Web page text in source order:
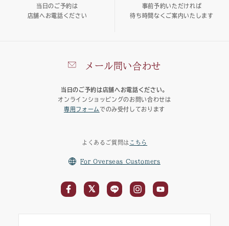
メール問い合わせ
当日のご予約は店舗へお電話ください。
オンラインショッピングのお問い合わせは
専用フォーム でのみ受付しております
当日のご予約は
店舗へお電話ください
事前予約いただければ
待ち時間なくご案内いたします
よくあるご質問は こちら
For Overseas Customers